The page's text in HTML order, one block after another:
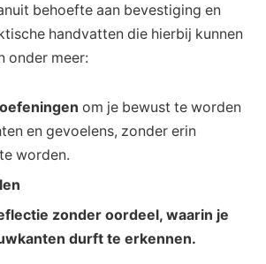
behoefte aan bevestiging ⁢en
handvatten⁤ die hierbij kunnen⁣
onder​ meer:
om je bewust te worden
en gevoelens, zonder erin
worden.
zonder oordeel, waarin je
⁤durft te erkennen.